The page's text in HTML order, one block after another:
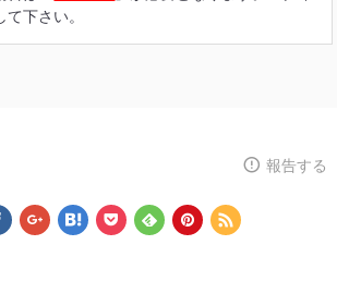
下さい。
報告する